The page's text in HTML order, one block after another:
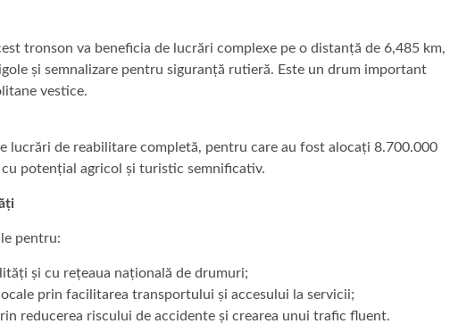
tronson va beneficia de lucrări complexe pe o distanță de 6,485 km,
și semnalizare pentru siguranță rutieră. Este un drum important
vestice.
lucrări de reabilitare completă, pentru care au fost alocați 8.700.000
potențial agricol și turistic semnificativ.
pentru:
și cu rețeaua națională de drumuri;
prin facilitarea transportului și accesului la servicii;
reducerea riscului de accidente și crearea unui trafic fluent.